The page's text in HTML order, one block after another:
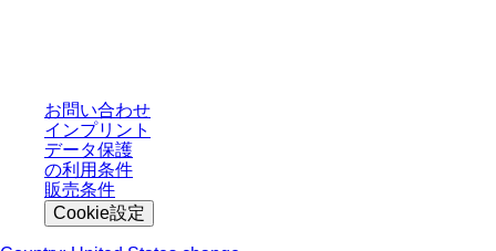
お問い合わせ
インプリント
データ保護
の利用条件
販売条件
Cookie設定